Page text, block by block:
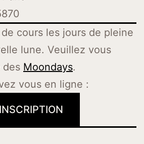
de cours les jours de pleine
lune. Veuillez vous
des Moondays.
vous en ligne :
INSCRIPTION